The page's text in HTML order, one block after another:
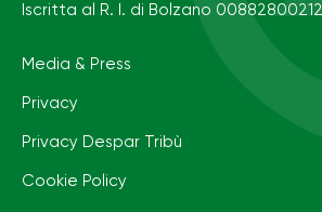
Iscritta al R. I. di Bolzano 00882800212
Media & Press
Privacy
Privacy Despar Tribù
Cookie Policy